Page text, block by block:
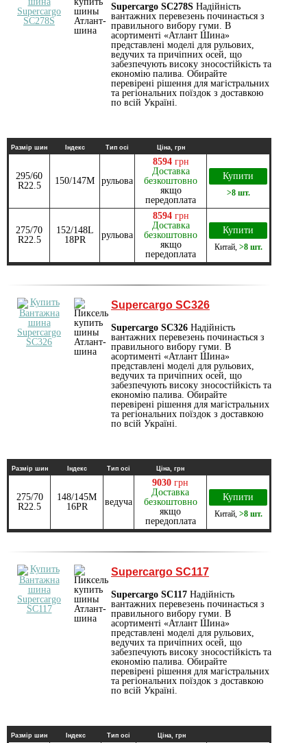
Supercargo SC278S Надійність
вантажних перевезень починається з
правильного вибору гуми. В
асортименті «Атлант Шина»
представлені моделі для рульових,
ведучих та причіпних осей, що
забезпечують високу зносостійкість та
економію палива. Обирайте
перевірені рішення для магістральних
та регіональних поїздок з доставкою
по всій Україні.
Размір шин Індекс Тип осі Ціна, грн
295/60
R22.5
150/147M рульова
8594 грн
Доставка
безкоштовно
якщо
передоплата
Купити
>8 шт.
275/70
R22.5
152/148L
18PR
рульова
8594 грн
Доставка
безкоштовно
якщо
передоплата
Купити
Китай, >8 шт.
Supercargo SC326
Supercargo SC326 Надійність
вантажних перевезень починається з
правильного вибору гуми. В
асортименті «Атлант Шина»
представлені моделі для рульових,
ведучих та причіпних осей, що
забезпечують високу зносостійкість та
економію палива. Обирайте
перевірені рішення для магістральних
та регіональних поїздок з доставкою
по всій Україні.
Размір шин Індекс Тип осі Ціна, грн
275/70
R22.5
148/145M
16PR
ведуча
9030 грн
Доставка
безкоштовно
якщо
передоплата
Купити
Китай, >8 шт.
Supercargo SC117
Supercargo SC117 Надійність
вантажних перевезень починається з
правильного вибору гуми. В
асортименті «Атлант Шина»
представлені моделі для рульових,
ведучих та причіпних осей, що
забезпечують високу зносостійкість та
економію палива. Обирайте
перевірені рішення для магістральних
та регіональних поїздок з доставкою
по всій Україні.
Размір шин Індекс Тип осі Ціна, грн